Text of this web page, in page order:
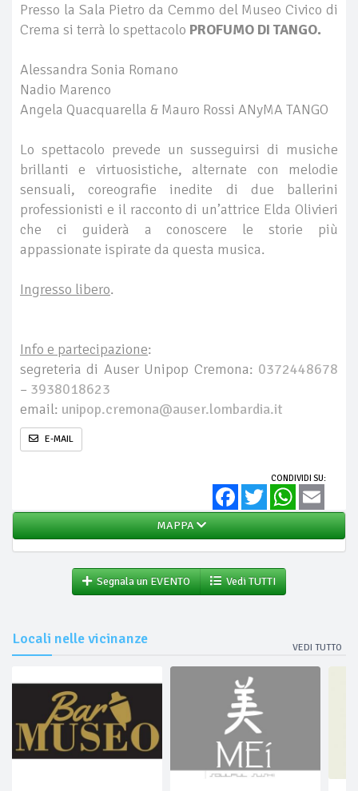
Presso la Sala Pietro da Cemmo del Museo Civico di
Crema si terrà lo spettacolo PROFUMO DI TANGO.
Alessandra Sonia Romano
Nadio Marenco
Angela Quacquarella & Mauro Rossi ANyMA TANGO
Lo spettacolo prevede un susseguirsi di musiche
brillanti e virtuosistiche, alternate con melodie
sensuali, coreografie inedite di due ballerini
professionisti e il racconto di un’attrice Elda Olivieri
che ci guiderà a conoscere le storie più
appassionate ispirate da questa musica.
Ingresso libero.
Info e partecipazione:
segreteria di Auser Unipop Cremona: 0372448678
– 3938018623
email: unipop.cremona@auser.lombardia.it
E-MAIL
CONDIVIDI SU:
FacebookTwitter WhatsApp
MAPPA
Segnala un EVENTO Vedi TUTTI
Locali nelle vicinanze
VEDI TUTTO